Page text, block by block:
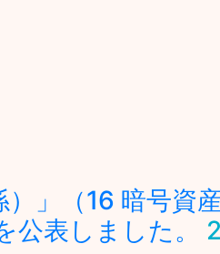
」（16 暗号資
表しました。